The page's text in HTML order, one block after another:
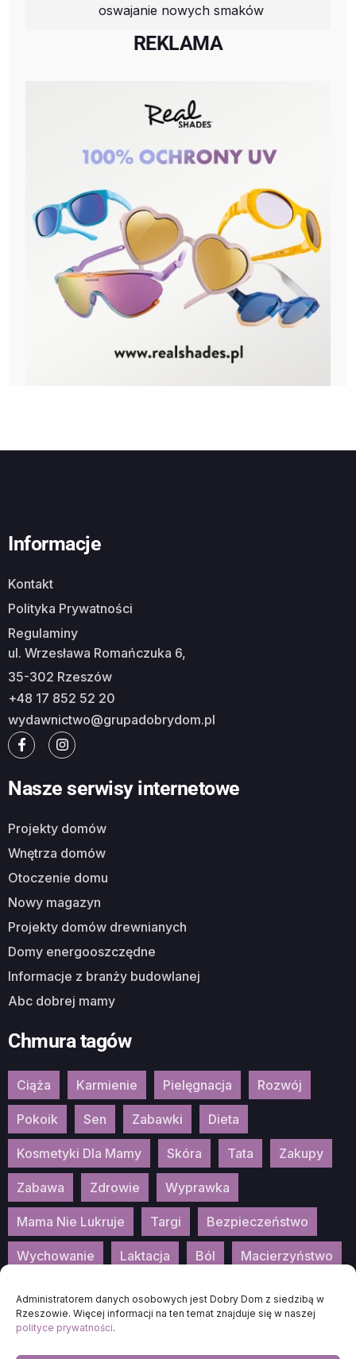
Administratorem danych osobowych jest Dobry Dom z siedzibą w
Rzeszowie. Więcej informacji na ten temat znajduje się w naszej
polityce prywatności.
oswajanie nowych smaków
REKLAMA
Informacje
Kontakt
Polityka Prywatności
Regulaminy
ul. Wrzesława Romańczuka 6,
35-302 Rzeszów
+48 17 852 52 20
wydawnictwo@grupadobrydom.pl
Nasze serwisy internetowe
Projekty domów
Wnętrza domów
Otoczenie domu
Nowy magazyn
Projekty domów drewnianych
Domy energooszczędne
Informacje z branży budowlanej
Abc dobrej mamy
Chmura tagów
Ciąża Karmienie Pielęgnacja Rozwój
Pokoik Sen Zabawki Dieta
Kosmetyki Dla Mamy Skóra Tata Zakupy
Zabawa Zdrowie Wyprawka
Mama Nie Lukruje Targi Bezpieczeństwo
Wychowanie Laktacja Ból Macierzyństwo